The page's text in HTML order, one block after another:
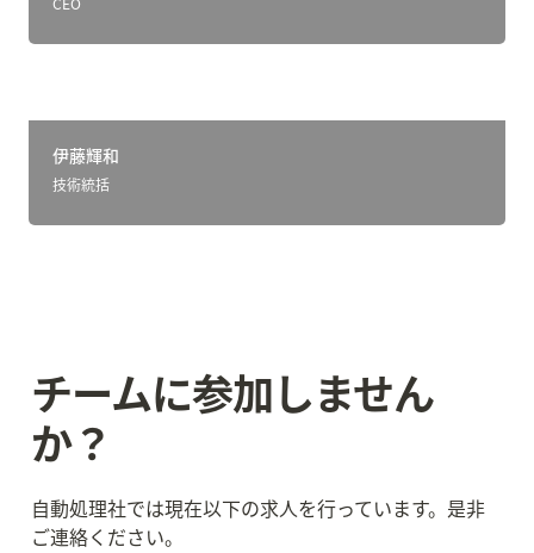
伊藤輝和
技術統括
チームに参加しません
か？
自動処理社では現在以下の求人を行っています。是非
ご連絡ください。